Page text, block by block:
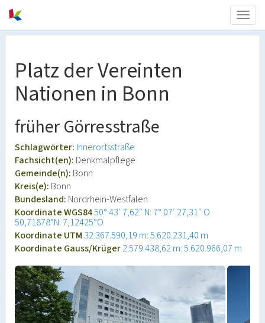
Platz der Vereinten
Nationen in Bonn
früher Görresstraße
Schlagwörter: Innerortsstraße
Fachsicht(en): Denkmalpflege
Gemeinde(n): Bonn
Kreis(e): Bonn
Bundesland: Nordrhein-Westfalen
Koordinate WGS8450° 43′ 7,62″ N: 7° 07′ 27,31″ O
50,71878°N: 7,12425°O
Koordinate UTM 32.367.590,19 m: 5.620.231,40 m
Koordinate Gauss/Krüger2.579.438,62 m: 5.620.966,07 m